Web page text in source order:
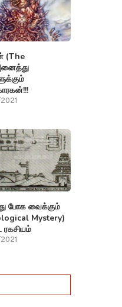
(The
போக வைக்கும்
Mystery)
ரகசியம்